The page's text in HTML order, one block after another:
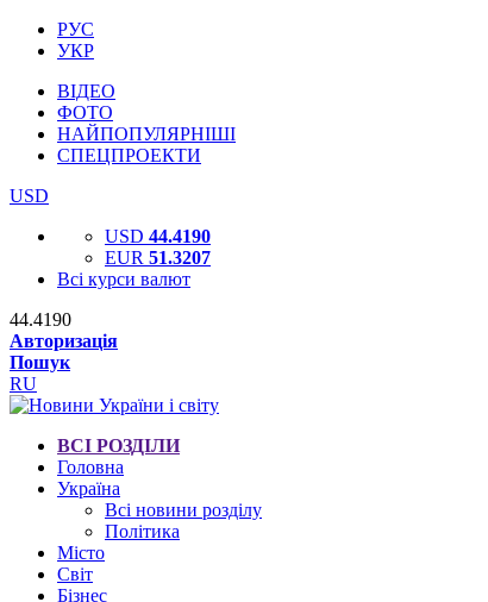
РУС
УКР
ВІДЕО
ФОТО
НАЙПОПУЛЯРНІШІ
СПЕЦПРОЕКТИ
USD
USD 44.4190
EUR 51.3207
Всі курси валют
44.4190
Авторизація
Пошук
RU
ВСІ РОЗДІЛИ
Головна
Україна
Всі новини розділу
Політика
Місто
Світ
Бізнес